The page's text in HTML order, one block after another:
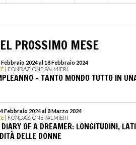
PROSSIMO MESE
Febbraio 2024 al 18 Febbraio 2024
| FONDAZIONE PALMIERI
- TANTO MONDO TUTTO IN
Febbraio 2024 al 8 Marzo 2024
| FONDAZIONE PALMIERI
OF A DREAMER: LONGITUDINI,
DELLE DONNE